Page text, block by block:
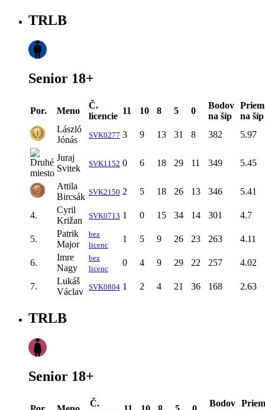
TRLB
Senior 18+
Por. Meno
Č.
licencie
11 10 8 5 0
Bodov
na šíp
na šíp
László
Jónás
SVK0277 3 9 13 31 8 382 5.97
Juraj
Svitek
SVK1152 0 6 18 29 11 349 5.45
Attila
Bircsák SVK2150 2 5 18 26 13 346 5.41
4.
Cyril
Križan
SVK0713 1 0 15 34 14 301 4.7
5.
Patrik
Major
bez
licenc
1 5 9 26 23 263 4.11
6.
Imre
Nagy
bez
licenc
0 4 9 29 22 257 4.02
7.
Lukáš
Václav SVK0804 1 2 4 21 36 168 2.63
TRLB
Senior 18+
Č.
Bodov